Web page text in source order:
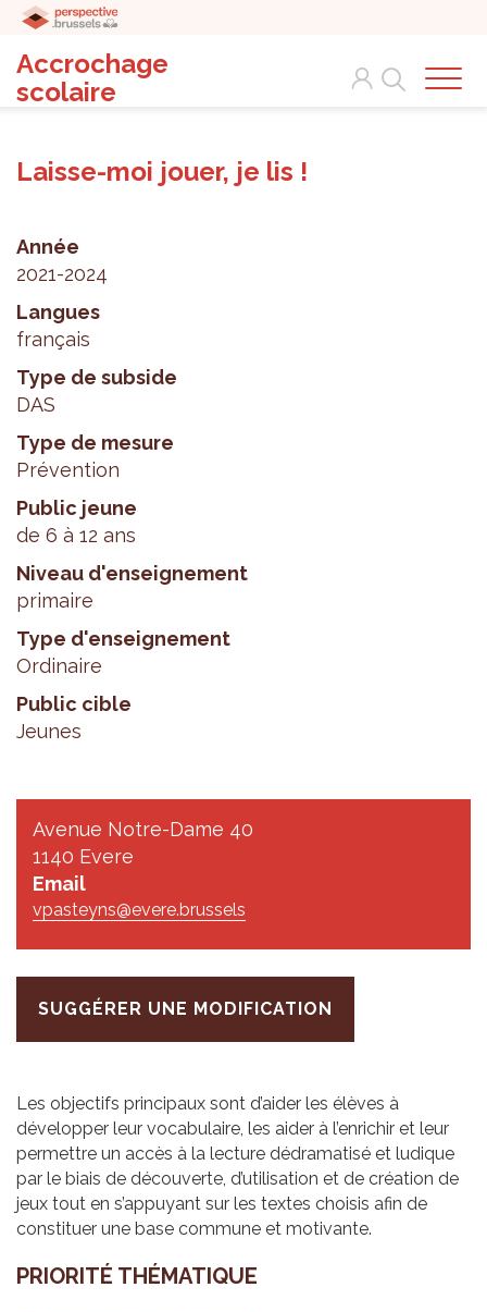
Accrochage
scolaire
Search
Laisse-moi jouer, je lis !
Année
2021-2024
Langues
français
Type de subside
DAS
Type de mesure
Prévention
Public jeune
de 6 à 12 ans
Niveau d'enseignement
primaire
Type d'enseignement
Ordinaire
Public cible
Jeunes
Avenue Notre-Dame 40
1140 Evere
Email
vpasteyns@evere.brussels
SUGGÉRER UNE MODIFICATION
Les objectifs principaux sont d’aider les élèves à
développer leur vocabulaire, les aider à l’enrichir et leur
permettre un accès à la lecture dédramatisé et ludique
par le biais de découverte, d’utilisation et de création de
jeux tout en s’appuyant sur les textes choisis afin de
constituer une base commune et motivante.
PRIO­RITÉ THÉ­MA­TIQUE